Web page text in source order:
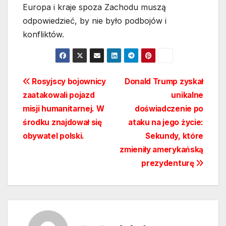
Europa i kraje spoza Zachodu muszą
odpowiedzieć, by nie było podbojów i
konfliktów.
Nawigacja
wpisu
Donald Trump zyskał
unikalne
doświadczenie po
ataku na jego życie:
Sekundy, które
zmieniły amerykańską
prezydenturę
Rosyjscy bojownicy
zaatakowali pojazd
misji humanitarnej. W
środku znajdował się
obywatel polski.